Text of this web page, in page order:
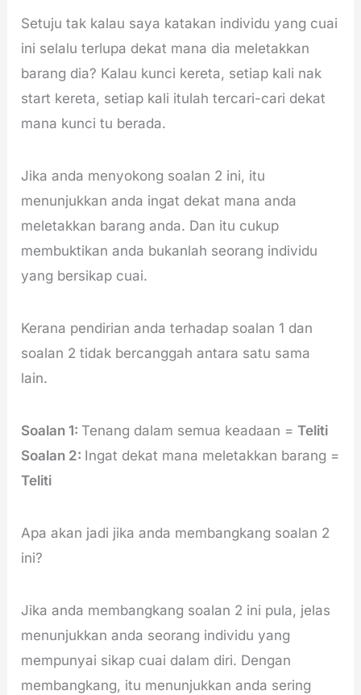
Setuju tak kalau saya katakan individu yang cuai
ini selalu terlupa dekat mana dia meletakkan
barang dia? Kalau kunci kereta, setiap kali nak
start kereta, setiap kali itulah tercari-cari dekat
mana kunci tu berada.
Jika anda menyokong soalan 2 ini, itu
menunjukkan anda ingat dekat mana anda
meletakkan barang anda. Dan itu cukup
membuktikan anda bukanlah seorang individu
yang bersikap cuai.
Kerana pendirian anda terhadap soalan 1 dan
soalan 2 tidak bercanggah antara satu sama
lain.
Soalan 1:Tenang dalam semua keadaan =Teliti
Soalan 2: Ingat dekat mana meletakkan barang =
Teliti
Apa akan jadi jika anda membangkang soalan 2
ini?
Jika anda membangkang soalan 2 ini pula, jelas
menunjukkan anda seorang individu yang
mempunyai sikap cuai dalam diri. Dengan
membangkang, itu menunjukkan anda sering